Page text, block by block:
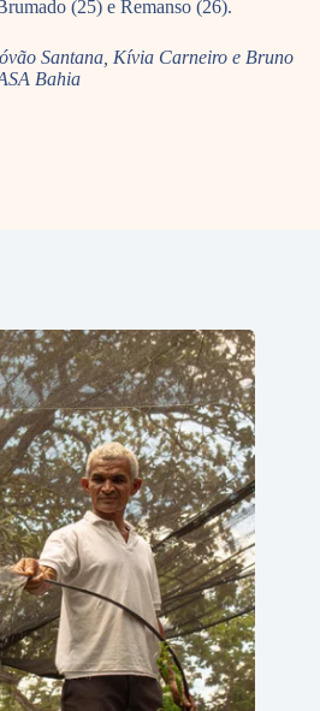
(25) e Remanso (26).
Santana, Kívia Carneiro e Bruno
Bahia